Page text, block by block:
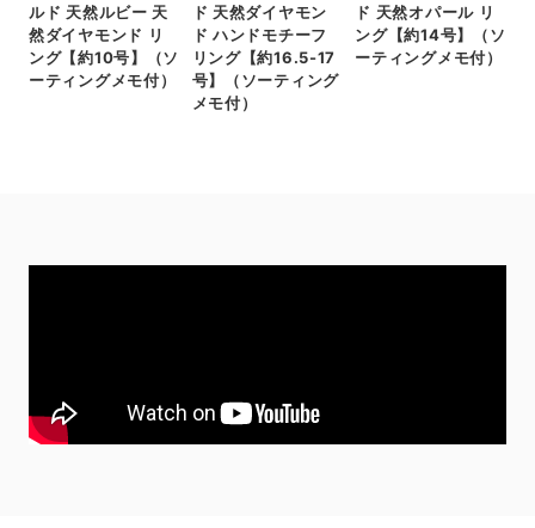
ルド 天然ルビー 天
然ダイヤモンド リ
ング【約10号】（ソ
ーティングメモ付）
ド 天然ダイヤモン
ド ハンドモチーフ
リング【約16.5-17
号】（ソーティング
メモ付）
ド 天然オパール リ
ング【約14号】（ソ
ーティングメモ付）